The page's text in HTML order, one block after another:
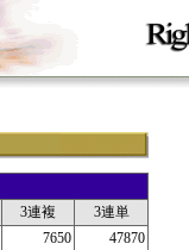
3連複
3連単
7650
47870